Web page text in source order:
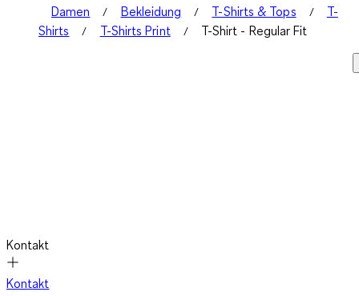
Damen Bekleidung T-Shirts & Tops
T-
Shirts
T-Shirts Print T-Shirt - Regular Fit
Kontakt
Kontakt